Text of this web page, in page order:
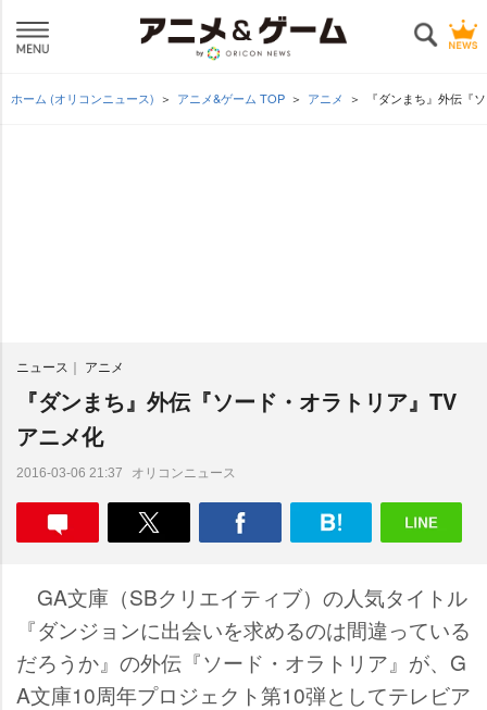
ホーム (オリコンニュース) アニメ&ゲーム TOP アニメ 『ダンまち』外伝『
ニュース アニメ
『ダンまち』外伝『ソード・オラトリア』TV
アニメ化
2016-03-06 21:37 オリコンニュース
GA文庫（SBクリエイティブ）の人気タイトル
『ダンジョンに出会いを求めるのは間違っている
だろうか』の外伝『ソード・オラトリア』が、G
A文庫10周年プロジェクト第10弾としてテレビア